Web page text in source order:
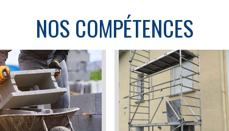
NOS COMPÉTENCES